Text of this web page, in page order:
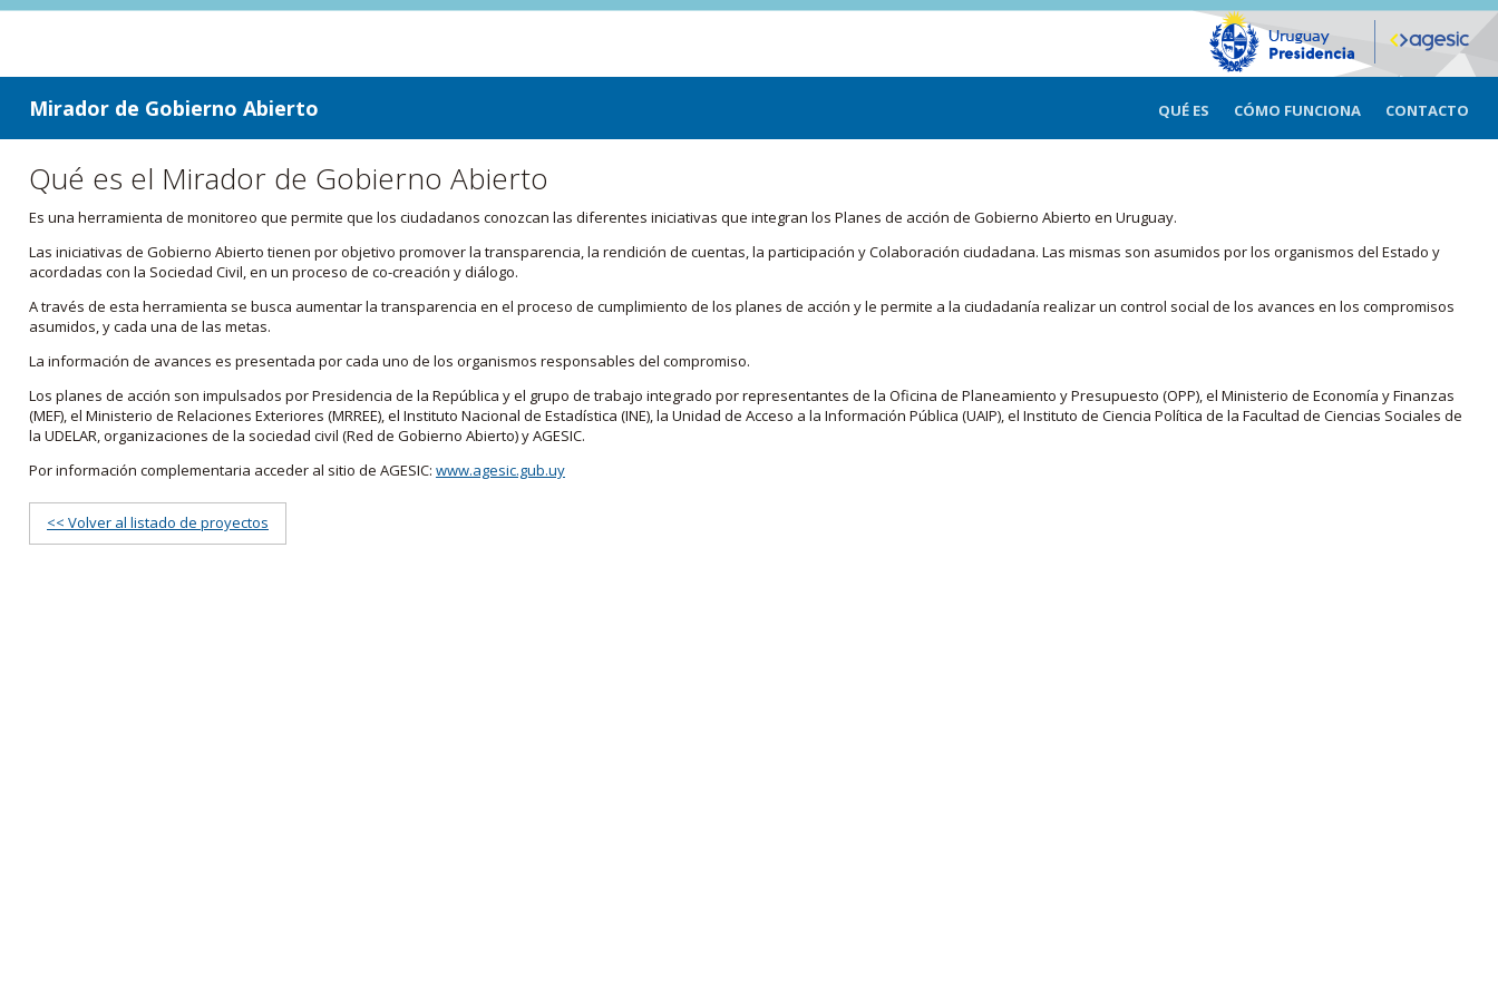
ir a contenido
ir al menú
Mirador de Gobierno Abierto QUÉ ES CÓMO FUNCIONA CONTACTO
Qué es el Mirador de Gobierno Abierto
Es una herramienta de monitoreo que permite que los ciudadanos conozcan las diferentes iniciativas que integran los Planes de acción de Gobierno Abierto en Uruguay.
Las iniciativas de Gobierno Abierto tienen por objetivo promover la transparencia, la rendición de cuentas, la participación y Colaboración ciudadana. Las mismas son asumidos por los organismos del Estado y
acordadas con la Sociedad Civil, en un proceso de co-creación y diálogo.
A través de esta herramienta se busca aumentar la transparencia en el proceso de cumplimiento de los planes de acción y le permite a la ciudadanía realizar un control social de los avances en los compromisos
asumidos, y cada una de las metas.
La información de avances es presentada por cada uno de los organismos responsables del compromiso.
Los planes de acción son impulsados por Presidencia de la República y el grupo de trabajo integrado por representantes de la Oficina de Planeamiento y Presupuesto (OPP), el Ministerio de Economía y Finanzas
(MEF), el Ministerio de Relaciones Exteriores (MRREE), el Instituto Nacional de Estadística (INE), la Unidad de Acceso a la Información Pública (UAIP), el Instituto de Ciencia Política de la Facultad de Ciencias Sociales de
la UDELAR, organizaciones de la sociedad civil (Red de Gobierno Abierto) y AGESIC.
Por información complementaria acceder al sitio de AGESIC: www.agesic.gub.uy
<< Volver al listado de proyectos